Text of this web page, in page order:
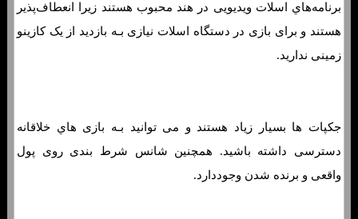
برنامه‌هاي‌ اسلات ویدیویی در هند محبوب هستند زیرا انعطاف‌پذیر
هستند و برای بازی در دستگاه اسلات نیازی بـه بازدید از یک کازینو
زمینی ندارید.
جکپات ها بسیار زیاد هستند و می توانید بـه بازی هاي‌ خلاقانه
دسترسی داشته باشید. همچنین شانس شرط بندی روی پول
واقعی و برنده شدن وجوددارد.